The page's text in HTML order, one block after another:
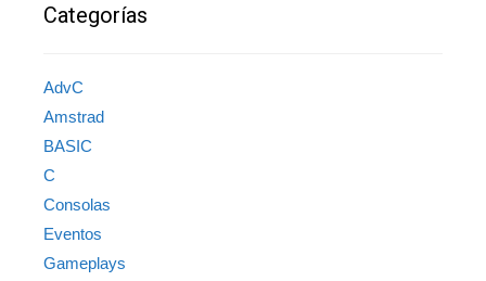
Categorías
AdvC
Amstrad
BASIC
C
Consolas
Eventos
Gameplays